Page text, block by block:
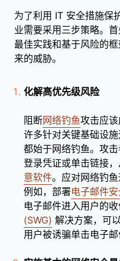
为了利用 IT 安全措施保
业需要采用三步策略。
最佳实践和基于风险的
来的威胁。
化解高优先级风险
阻断网络钓鱼攻击应该
许多针对关键基础设施
都始于网络钓鱼。攻
登录凭证或单击链接
意软件。应对网络钓鱼
例如，部署电子邮件
电子邮件进入用户的
(SWG) 解决方案，可
用户被诱骗单击电子邮